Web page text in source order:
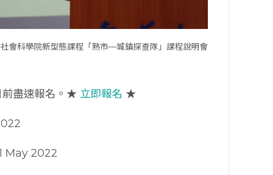
會科學院新型態課程「熟市—城鎮探查隊」課程說明會
前盡速報名。★ 立即報名 ★
May 2022